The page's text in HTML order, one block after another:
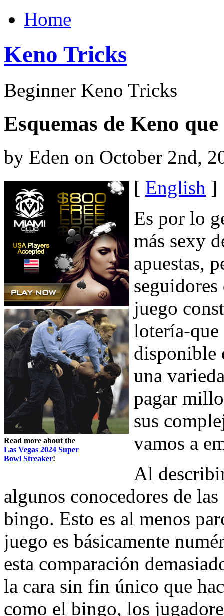
Home
Keno Tricks
Beginner Keno Tricks
Esquemas de Keno
by Eden on October 2nd,
Read more about the
Las Vegas 2024 Super
Bowl Streaker!
[ English ]
Es por lo
más sexy
apuestas,
juego
lotería-que
disponible
una
pagar
sus
vamos a
Al
algunos conocedores de
bingo. Esto es al menos
juego es básicamente
esta comparación
la cara sin fin único que
como el bingo, los